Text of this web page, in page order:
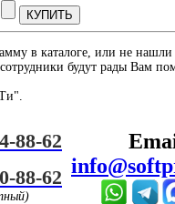
в каталоге, или не нашли
будут рады Вам
88-62
88-62